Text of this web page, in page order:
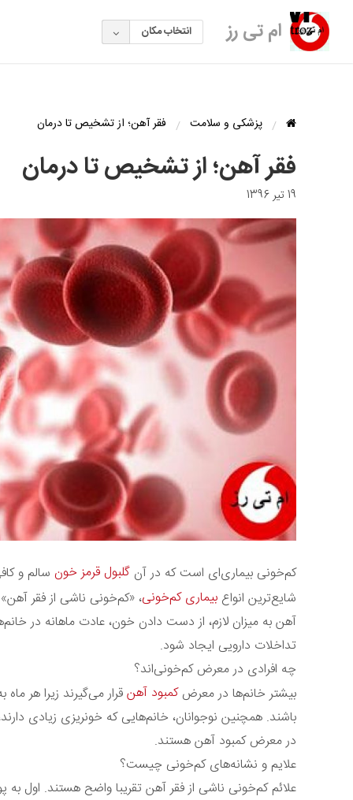
ام تی رز انتخاب مکان
پزشکی و سلامت فقر آهن؛ از تشخیص تا درمان
فقر آهن؛ از تشخیص تا درمان
19 تیر 1396
کم‌خونی بیماری‌ای است که در آن گلبول قرمز خون سالم و
شایع‌ترین انواع بیماری کم‌خونی، «کم‌خونی ناشی از فقر
آهن به میزان لازم، از دست دادن خون، عادت ماهانه در
تداخلات دارویی ایجاد شود.
چه افرادی در معرض کم‌خونی‌اند؟
بیشتر خانم‌ها در معرضکمبود آهنقرار ‌می‌گیرند زیرا هر
باشند. همچنین نوجوانان، خانم‌هایی که خونریزی زیادی
در معرض کمبود آهن هستند.
علایم و نشانه‌های کم‌خونی چیست؟
علائم کم‌خونی ناشی از فقر آهن تقریبا واضح هستند. اول